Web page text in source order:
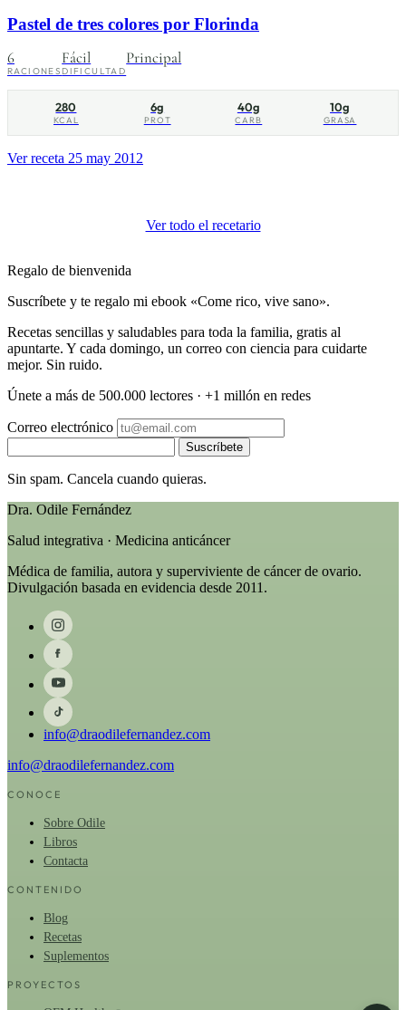
Pastel de tres colores por Florinda
6
RACIONES
Fácil
DIFICULTAD
Principal
280
KCAL
6g
PROT
40g
CARB
10g
GRASA
Ver receta 25 may 2012
Ver todo el recetario
Regalo de bienvenida
Suscríbete y te regalo mi ebook «Come rico, vive sano».
Recetas sencillas y saludables para toda la familia, gratis al
apuntarte. Y cada domingo, un correo con ciencia para cuidarte
mejor. Sin ruido.
Únete a más de 500.000 lectores · +1 millón en redes
Correo electrónico
Suscríbete
Sin spam. Cancela cuando quieras.
Dra. Odile Fernández
Salud integrativa · Medicina anticáncer
Médica de familia, autora y superviviente de cáncer de ovario.
Divulgación basada en evidencia desde 2011.
info@draodilefernandez.com
info@draodilefernandez.com
CONOCE
Sobre Odile
Libros
Contacta
CONTENIDO
Blog
Recetas
Suplementos
PROYECTOS